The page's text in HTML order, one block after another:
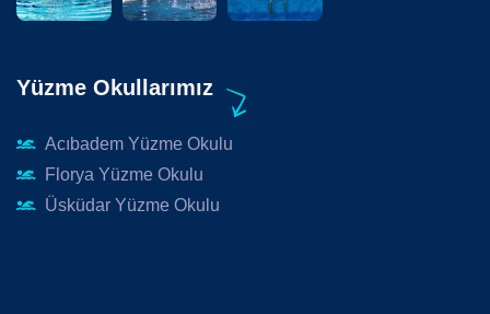
Yüzme Okullarımız
Acıbadem Yüzme Okulu
Florya Yüzme Okulu
Üsküdar Yüzme Okulu